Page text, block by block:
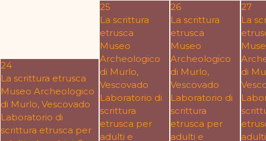
24
La scrittura etrusca
Museo Archeologico
di Murlo, Vescovado
Laboratorio di
scrittura etrusca per
25
La scrittura
etrusca
Museo
Archeologico
di Murlo,
Vescovado
Laboratorio di
scrittura
etrusca per
adulti e
26
La scrittura
etrusca
Museo
Archeologico
di Murlo,
Vescovado
Laboratorio di
scrittura
etrusca per
adulti e
27
La
di